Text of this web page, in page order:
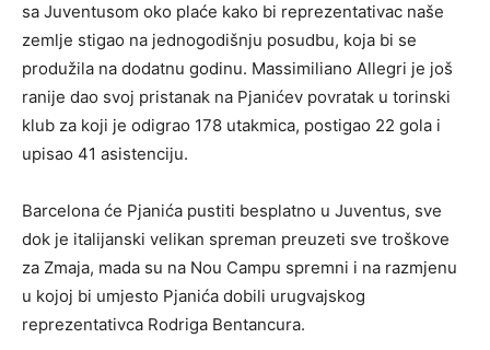
sa Juventusom oko plaće kako bi reprezentativac naše
zemlje stigao na jednogodišnju posudbu, koja bi se
produžila na dodatnu godinu. Massimiliano Allegri je još
ranije dao svoj pristanak na Pjanićev povratak u torinski
klub za koji je odigrao 178 utakmica, postigao 22 gola i
upisao 41 asistenciju.
Barcelona će Pjanića pustiti besplatno u Juventus, sve
dok je italijanski velikan spreman preuzeti sve troškove
za Zmaja, mada su na Nou Campu spremni i na razmjenu
u kojoj bi umjesto Pjanića dobili urugvajskog
reprezentativca Rodriga Bentancura.